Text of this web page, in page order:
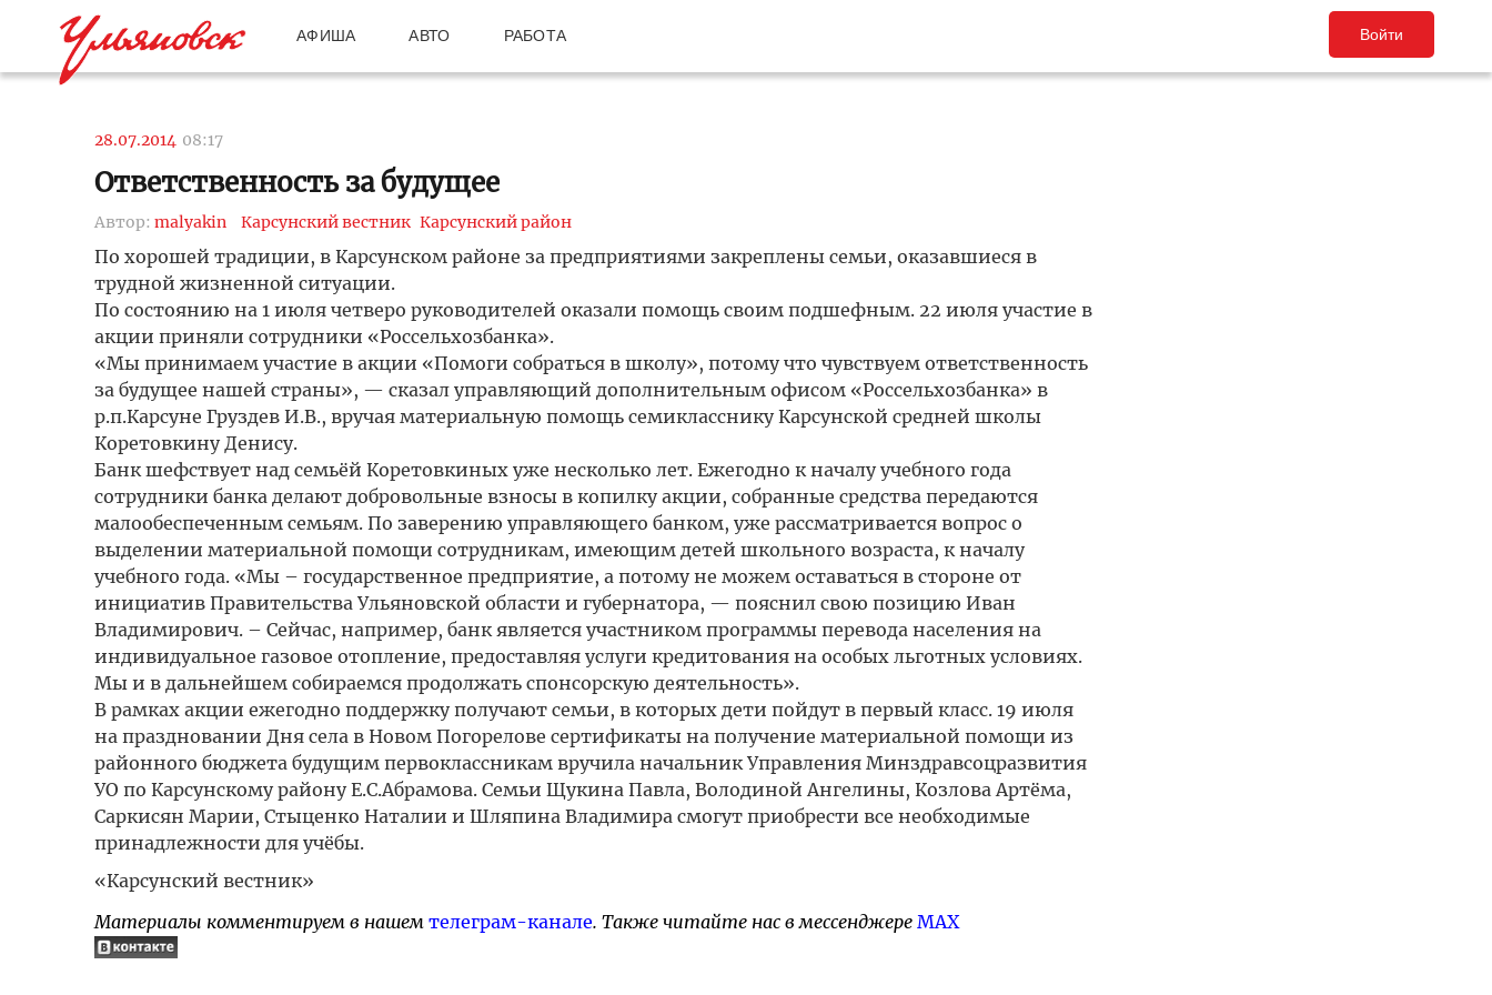
АФИША АВТО РАБОТА Войти
28.07.2014 08:17
Ответственность за будущее
Автор: malyakin Карсунский вестник Карсунский район
По хорошей традиции, в Карсунском районе за предприятиями закреплены семьи, оказавшиеся в
трудной жизненной ситуации.
По состоянию на 1 июля четверо руководителей оказали помощь своим подшефным. 22 июля участие в
акции приняли сотрудники «Россельхозбанка».
«Мы принимаем участие в акции «Помоги собраться в школу», потому что чувствуем ответственность
за будущее нашей страны», — сказал управляющий дополнительным офисом «Россельхозбанка» в
р.п.Карсуне Груздев И.В., вручая материальную помощь семикласснику Карсунской средней школы
Коретовкину Денису.
Банк шефствует над семьёй Коретовкиных уже несколько лет. Ежегодно к началу учебного года
сотрудники банка делают добровольные взносы в копилку акции, собранные средства передаются
малообеспеченным семьям. По заверению управляющего банком, уже рассматривается вопрос о
выделении материальной помощи сотрудникам, имеющим детей школьного возраста, к началу
учебного года. «Мы – государственное предприятие, а потому не можем оставаться в стороне от
инициатив Правительства Ульяновской области и губернатора, — пояснил свою позицию Иван
Владимирович. – Сейчас, например, банк является участником программы перевода населения на
индивидуальное газовое отопление, предоставляя услуги кредитования на особых льготных условиях.
Мы и в дальнейшем собираемся продолжать спонсорскую деятельность».
В рамках акции ежегодно поддержку получают семьи, в которых дети пойдут в первый класс. 19 июля
на праздновании Дня села в Новом Погорелове сертификаты на получение материальной помощи из
районного бюджета будущим первоклассникам вручила начальник Управления Минздравсоцразвития
УО по Карсунскому району Е.С.Абрамова. Семьи Щукина Павла, Володиной Ангелины, Козлова Артёма,
Саркисян Марии, Стыценко Наталии и Шляпина Владимира смогут приобрести все необходимые
принадлежности для учёбы.
«Карсунский вестник»
Материалы комментируем в нашем телеграм-канале. Также читайте нас в мессенджере MAX